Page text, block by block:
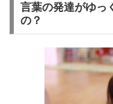
言葉の発達がゆっ
の？